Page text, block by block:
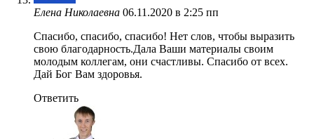
Елена Николаевна 06.11.2020 в 2:25 пп
Спасибо, спасибо, спасибо! Нет слов, чтобы выразить
свою благодарность.Дала Ваши материалы своим
молодым коллегам, они счастливы. Спасибо от всех.
Дай Бог Вам здоровья.
Ответить